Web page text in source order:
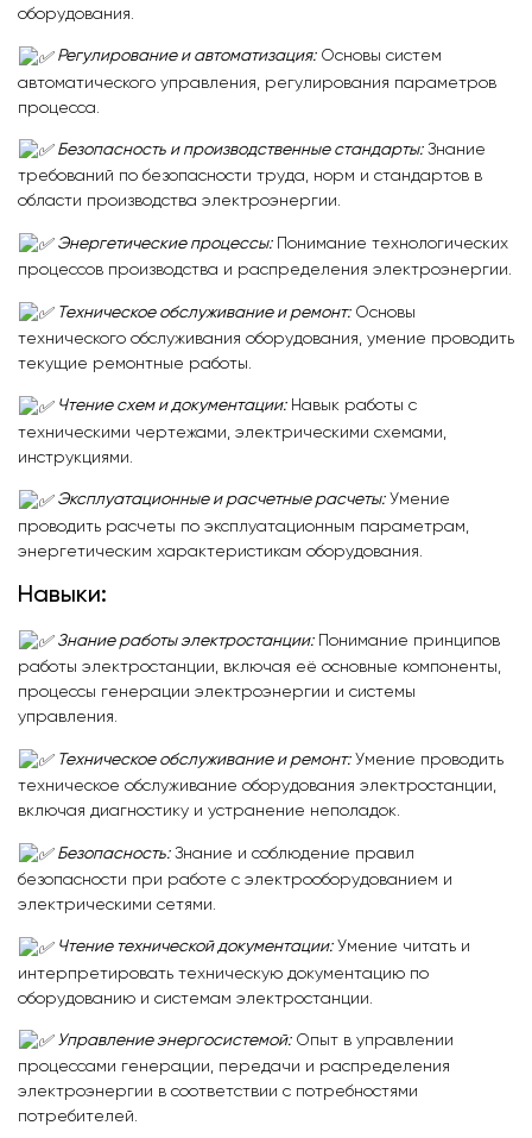
оборудования.
Регулирование и автоматизация:Основы систем
автоматического управления, регулирования параметров
процесса.
Безопасность и производственные стандарты: Знание
требований по безопасности труда, норм и стандартов в
области производства электроэнергии.
Энергетические процессы: Понимание технологических
процессов производства и распределения электроэнергии.
Техническое обслуживание и ремонт: Основы
технического обслуживания оборудования, умение проводить
текущие ремонтные работы.
Чтение схем и документации:Навык работы с
техническими чертежами, электрическими схемами,
инструкциями.
Эксплуатационные и расчетные расчеты: Умение
проводить расчеты по эксплуатационным параметрам,
энергетическим характеристикам оборудования.
Навыки:
Знание работы электростанции:Понимание принципов
работы электростанции, включая её основные компоненты,
процессы генерации электроэнергии и системы
управления.
Техническое обслуживание и ремонт:Умение проводить
техническое обслуживание оборудования электростанции,
включая диагностику и устранение неполадок.
Безопасность: Знание и соблюдение правил
безопасности при работе с электрооборудованием и
электрическими сетями.
Чтение технической документации:Умение читать и
интерпретировать техническую документацию по
оборудованию и системам электростанции.
Управление энергосистемой: Опыт в управлении
процессами генерации, передачи и распределения
электроэнергии в соответствии с потребностями
потребителей.